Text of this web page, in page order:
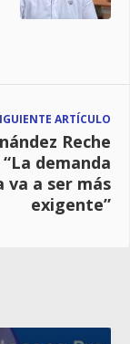
ARTÍCULO
Reche
demanda
va a ser más
exigente”